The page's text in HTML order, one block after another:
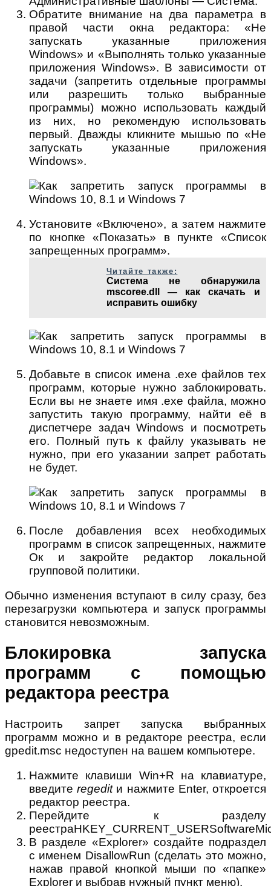
Обратите внимание на два параметра в
правой части окна редактора: «Не
запускать указанные приложения
Windows» и «Выполнять только указанные
приложения Windows». В зависимости от
задачи (запретить отдельные программы
или разрешить только выбранные
программы) можно использовать каждый
из них, но рекомендую использовать
первый. Дважды кликните мышью по «Не
запускать указанные приложения
Windows».
Установите «Включено», а затем нажмите
по кнопке «Показать» в пункте «Список
запрещенных программ».
Читайте также:
Система не обнаружила
mscoree.dll — как скачать и
исправить ошибку
Добавьте в список имена .exe файлов тех
программ, которые нужно заблокировать.
Если вы не знаете имя .exe файла, можно
запустить такую программу, найти её в
диспетчере задач Windows и посмотреть
его. Полный путь к файлу указывать не
нужно, при его указании запрет работать
не будет.
После добавления всех необходимых
программ в список запрещенных, нажмите
Ок и закройте редактор локальной
групповой политики.
Обычно изменения вступают в силу сразу, без
перезагрузки компьютера и запуск программы
становится невозможным.
Блокировка запуска
программ с помощью
редактора реестра
Настроить запрет запуска выбранных
программ можно и в редакторе реестра, если
gpedit.msc недоступен на вашем компьютере.
Нажмите клавиши Win+R на клавиатуре,
введитеregeditи нажмите Enter, откроется
редактор реестра.
Перейдите к разделу
В разделе «Explorer» создайте подраздел
с именем DisallowRun (сделать это можно,
нажав правой кнопкой мыши по «папке»
Explorer и выбрав нужный пункт меню).